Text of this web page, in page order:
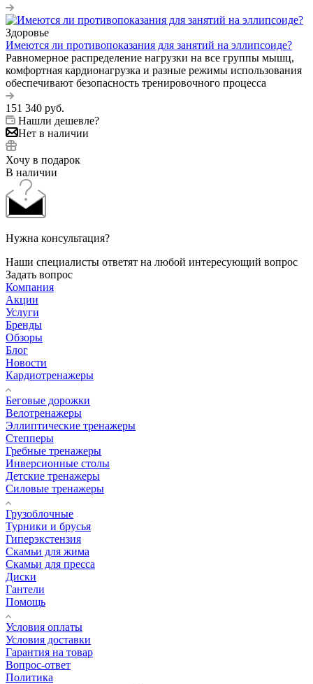
Здоровье
Имеются ли противопоказания для занятий на эллипсоиде?
Равномерное распределение нагрузки на все группы мышц,
комфортная кардионагрузка и разные режимы использования
обеспечивают безопасность тренировочного процесса
151 340 руб.
Нашли дешевле?
Нет в наличии
Хочу в подарок
В наличии
Нужна консультация?
Наши специалисты ответят на любой интересующий вопрос
Задать вопрос
Компания
Акции
Услуги
Бренды
Обзоры
Блог
Новости
Кардиотренажеры
Беговые дорожки
Велотренажеры
Эллиптические тренажеры
Степперы
Гребные тренажеры
Инверсионные столы
Детские тренажеры
Силовые тренажеры
Грузоблочные
Турники и брусья
Гиперэкстензия
Скамьи для жима
Скамьи для пресса
Диски
Гантели
Помощь
Условия оплаты
Условия доставки
Гарантия на товар
Вопрос-ответ
Политика